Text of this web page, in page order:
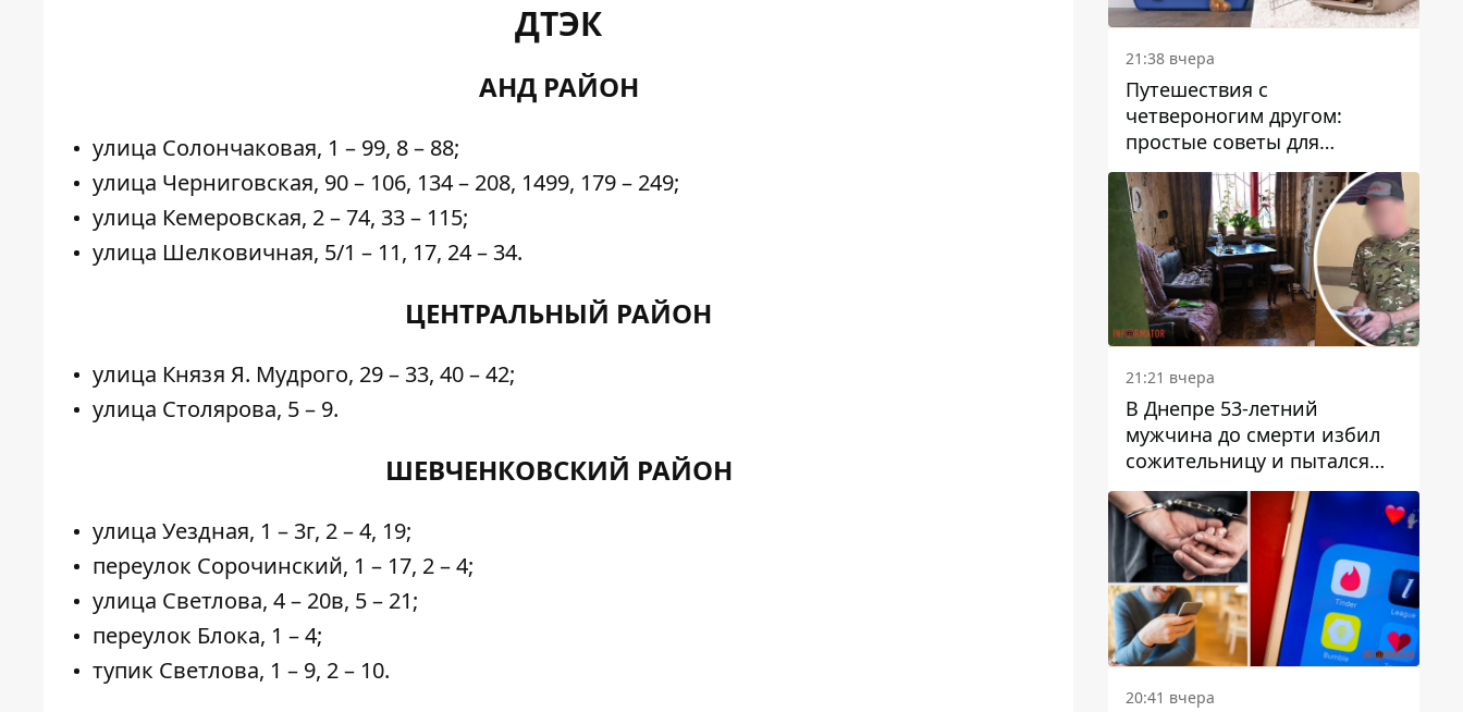
ДТЭК
АНД РАЙОН
улица Солончаковая, 1 – 99, 8 – 88;
улица Черниговская, 90 – 106, 134 – 208, 1499, 179 – 249;
улица Кемеровская, 2 – 74, 33 – 115;
улица Шелковичная, 5/1 – 11, 17, 24 – 34.
ЦЕНТРАЛЬНЫЙ РАЙОН
улица Князя Я. Мудрого, 29 – 33, 40 – 42;
улица Столярова, 5 – 9.
ШЕВЧЕНКОВСКИЙ РАЙОН
улица Уездная, 1 – 3г, 2 – 4, 19;
переулок Сорочинский, 1 – 17, 2 – 4;
улица Светлова, 4 – 20в, 5 – 21;
переулок Блока, 1 – 4;
тупик Светлова, 1 – 9, 2 – 10.
21:38 вчера
Путешествия с
четвероногим другом:
простые советы для
поездок с животными
21:21 вчера
В Днепре 53-летний
мужчина до смерти избил
сожительницу и пытался
скрыть преступление:
детали
20:41 вчера